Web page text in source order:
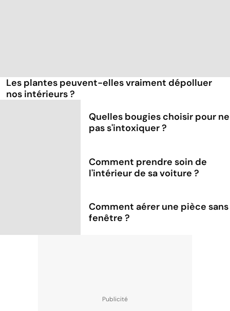
Les plantes peuvent-elles vraiment dépolluer
nos intérieurs ?
Quelles bougies choisir pour ne
pas s'intoxiquer ?
Comment prendre soin de
l'intérieur de sa voiture ?
Comment aérer une pièce sans
fenêtre ?